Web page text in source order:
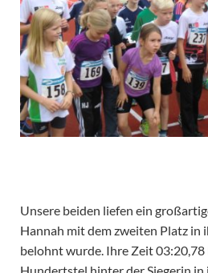
Unsere beiden liefen ein
Hannah mit dem zweiten Platz in
belohnt wurde. Ihre Zeit
Hundertstel hinter der Siegerin in